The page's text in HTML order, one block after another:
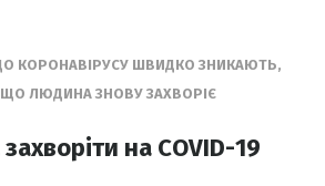
КОРОНАВІРУСУ ШВИДКО ЗНИКАЮТЬ,
ЩО ЛЮДИНА ЗНОВУ ЗАХВОРІЄ
на COVID-19